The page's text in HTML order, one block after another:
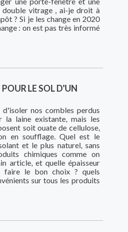
vitrage , ai-je droit à
? Si je les change en 2020
: on est pas très informé
LE SOL D'UN
d'isoler nos combles perdus
laine existante, mais les
soit ouate de cellulose,
en soufflage. Quel est le
et le plus naturel, sans
chimiques comme on
article, et quelle épaisseur
faire le bon choix ? quels
sur tous les produits